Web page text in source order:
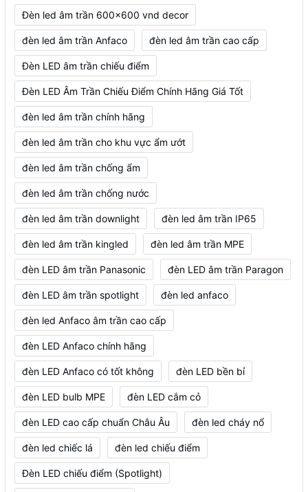
Đèn led âm trần 600x600 vnd decor
đèn led âm trần Anfaco đèn led âm trần cao cấp
Đèn LED âm trần chiếu điểm
Đèn LED Âm Trần Chiếu Điểm Chính Hãng Giá Tốt
đèn led âm trần chính hãng
đèn led âm trần cho khu vực ẩm ướt
đèn led âm trần chống ẩm
đèn led âm trần chống nước
đèn led âm trần downlight đèn led âm trần IP65
đèn led âm trần kingled đèn led âm trần MPE
đèn LED âm trần Panasonic đèn LED âm trần Paragon
đèn LED âm trần spotlight đèn led anfaco
đèn led Anfaco âm trần cao cấp
đèn LED Anfaco chính hãng
đèn LED Anfaco có tốt không đèn LED bền bỉ
đèn LED bulb MPE đèn LED cắm cỏ
đèn LED cao cấp chuẩn Châu Âu đèn led cháy nổ
đèn led chiếc lá đèn led chiếu điểm
Đèn LED chiếu điểm (Spotlight)